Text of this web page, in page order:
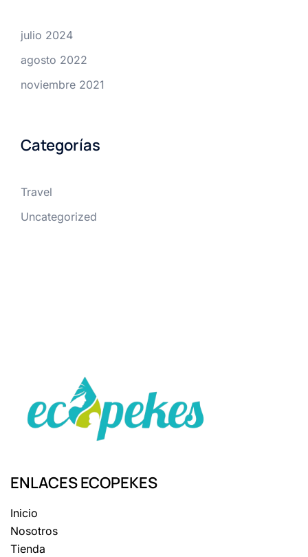
julio 2024
agosto 2022
noviembre 2021
Categorías
Travel
Uncategorized
ENLACES ECOPEKES
Inicio
Nosotros
Tienda